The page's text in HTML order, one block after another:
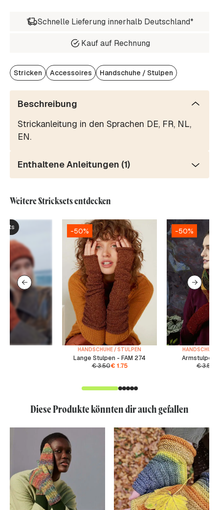
Schnelle Lieferung innerhalb Deutschland*
Kauf auf Rechnung
Stricken Accessoires Handschuhe / Stulpen
Beschreibung
Strickanleitung in den Sprachen DE, FR, NL,
EN.
Enthaltene Anleitungen (1)
Weitere Stricksets entdecken
-50%
HANDSCHUHE / STULPEN
Lange Stulpen - FAM 274
€3.50€ 1.75
-50%
Armstulpen
€3.50
Diese Produkte könnten dir auch gefallen